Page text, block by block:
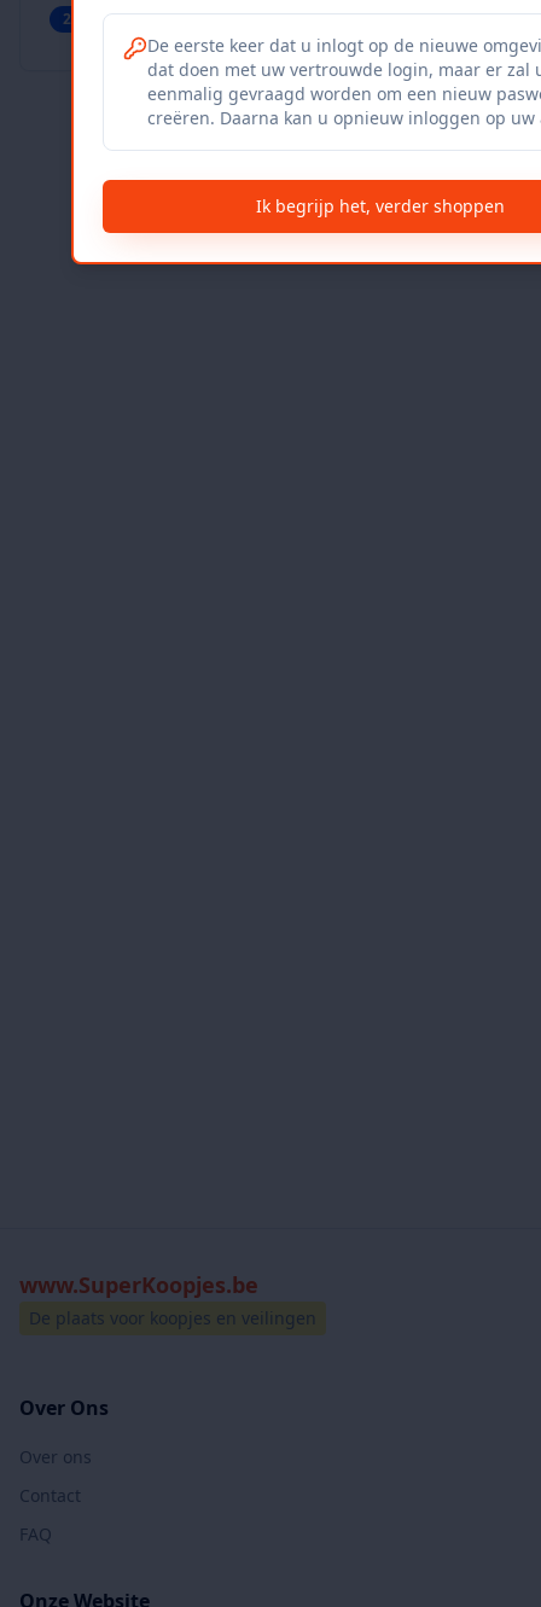
27 producten Geverifieerd Bekijk winkel
www.SuperKoopjes.be
De plaats voor koopjes en veilingen
Over Ons
Over ons
Contact
FAQ
Onze Website
De eerste keer dat u inlogt op de nieuwe
dat doen met uw vertrouwde login, maar er zal
eenmalig gevraagd worden om een nieuw
creëren. Daarna kan u opnieuw inloggen op uw
Ik begrijp het, verder shoppen